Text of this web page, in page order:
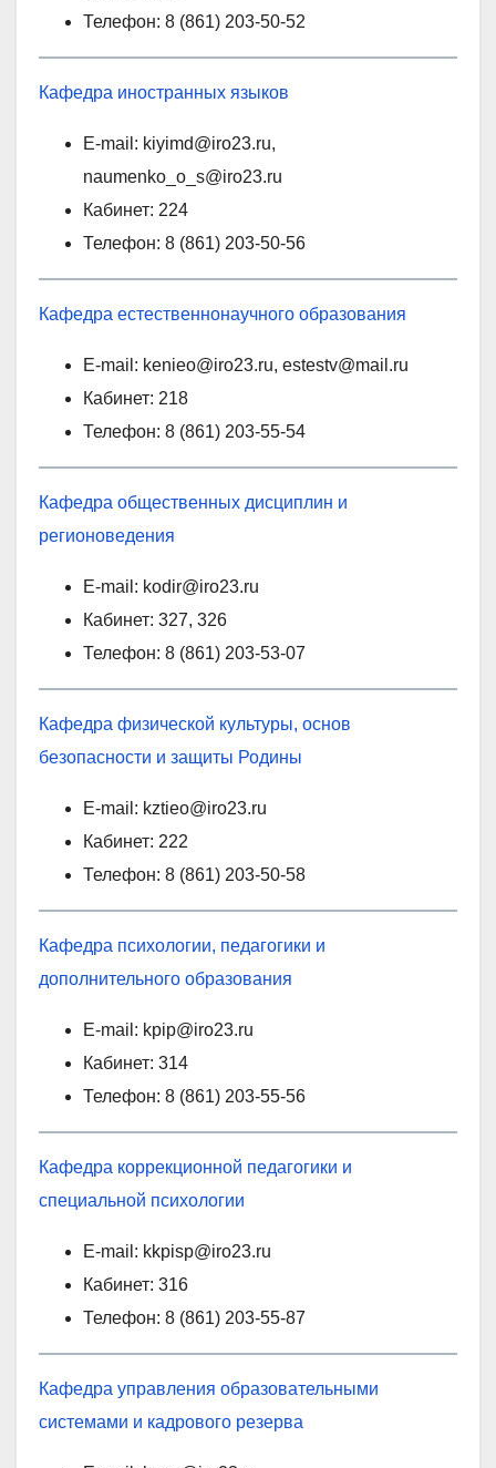
Телефон: 8 (861) 203-50-52
Кафедра иностранных языков
E-mail: kiyimd@iro23.ru,
naumenko_o_s@iro23.ru
Кабинет: 224
Телефон: 8 (861) 203-50-56
Кафедра естественнонаучного образования
E-mail: kenieo@iro23.ru, estestv@mail.ru
Кабинет: 218
Телефон: 8 (861) 203-55-54
Кафедра общественных дисциплин и
регионоведения
E-mail: kodir@iro23.ru
Кабинет: 327, 326
Телефон: 8 (861) 203-53-07
Кафедра физической культуры, основ
безопасности и защиты Родины
E-mail: kztieo@iro23.ru
Кабинет: 222
Телефон: 8 (861) 203-50-58
Кафедра психологии, педагогики и
дополнительного образования
E-mail: kpip@iro23.ru
Кабинет: 314
Телефон: 8 (861) 203-55-56
Кафедра коррекционной педагогики и
специальной психологии
E-mail: kkpisp@iro23.ru
Кабинет: 316
Телефон: 8 (861) 203-55-87
Кафедра управления образовательными
системами и кадрового резерва